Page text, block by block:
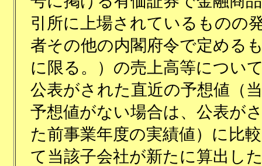
引所に上場されているものの
者その他の内閣府令で定める
に限る。）の売上高等につい
公表がされた直近の予想値（
予想値がない場合は、公表が
た前事業年度の実績値）に比
て当該子会社が新たに算出し